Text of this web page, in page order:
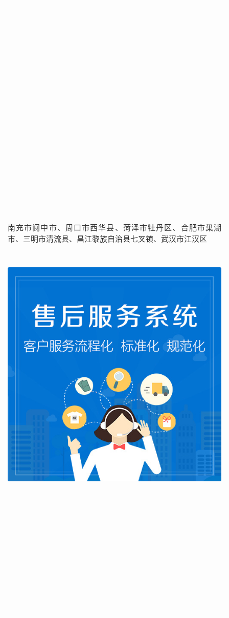
南充市阆中市、周口市西华县、菏泽市牡丹区、合肥市巢湖
市、三明市清流县、昌江黎族自治县七叉镇、武汉市江汉区